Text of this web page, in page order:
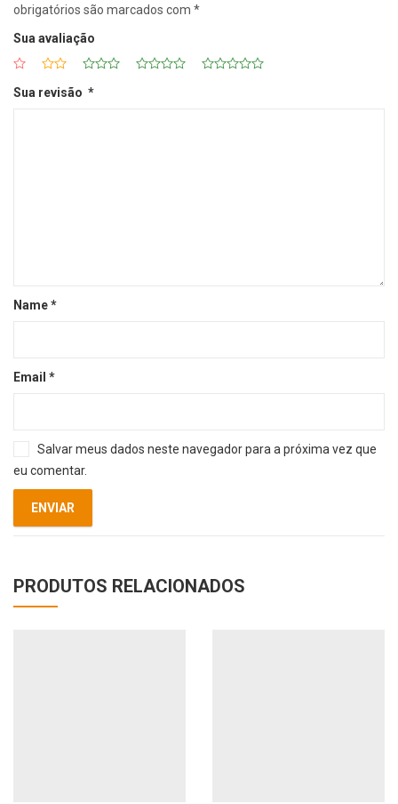
obrigatórios são marcados com *
Sua avaliação
Sua revisão *
Name*
Email *
Salvar meus dados neste navegador para a próxima vez que
eu comentar.
PRODUTOS RELACIONADOS